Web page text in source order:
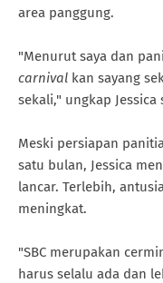
area panggung.
"Menurut saya dan
carnival kan sayang
sekali," ungkap
Meski persiapan
satu bulan, Jessica
lancar. Terlebih,
meningkat.
"SBC merupakan
harus selalu ada dan